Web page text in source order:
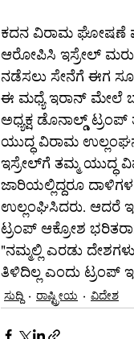
ಕದನ ವಿರಾಮ ಘೋಷಣೆ
ಆರೋಪಿಸಿ ಇಸ್ರೇಲ್ ಮರು
ನಡೆಸಲು ಸೇನೆಗೆ ಈಗ
ಈ ಮಧ್ಯೆ ಇರಾನ್ ಮೇಲೆ ಬಾಂಬ್ ದಾಳಿ
ಅಧ್ಯಕ್ಷ ಡೊನಾಲ್ಡ್
ಯುದ್ಧ ವಿರಾಮ
ಇಸ್ರೇಲ್‌ಗೆ ತಮ್ಮ ಯುದ್ಧ ವಿಮಾನಗಳನ್ನು ಕೂಡಲೇ ವಾಪಸ್ ಕರೆಸಿಕೊಳ್ಳಿ ಎಂದು ಸೂಚಿಸಿದ್ದು, ಕದನ ವಿರಾಮ
ಜಾರಿಯಲ್ಲಿದ್ದರೂ
ಉಲ್ಲಂಘಿಸಿದರು. ಆದರೆ
ಟ್ರಂಪ್ ಆಕ್ರೋಶ
"ನಮ್ಮಲ್ಲಿ ಎರಡು
ಸುದ್ದಿ ರಾಷ್ಟ್ರೀಯ ವಿದೇಶ